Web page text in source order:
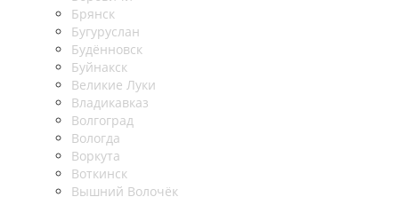
Брянск
Бугуруслан
Будённовск
Буйнакск
Великие Луки
Владикавказ
Волгоград
Вологда
Воркута
Воткинск
Вышний Волочёк